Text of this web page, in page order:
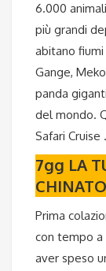
6.000
più grandi
abitano fiumi
Gange,
panda
del mondo.
Safari
7gg LA
Prima
con tempo a
aver speso